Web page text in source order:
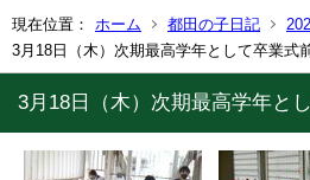
現在位置： ホーム 都田の子日記
3月18日（木）次期最高学年として卒業式
3月18日（木）次期最高学年と